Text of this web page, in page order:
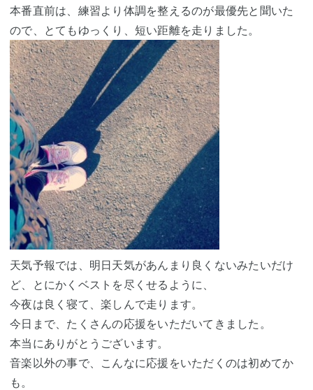
本番直前は、練習より体調を整えるのが最優先と聞いた
ので、とてもゆっくり、短い距離を走りました。
天気予報では、明日天気があんまり良くないみたいだけ
ど、とにかくベストを尽くせるように、
今夜は良く寝て、楽しんで走ります。
今日まで、たくさんの応援をいただいてきました。
本当にありがとうございます。
音楽以外の事で、こんなに応援をいただくのは初めてか
も。